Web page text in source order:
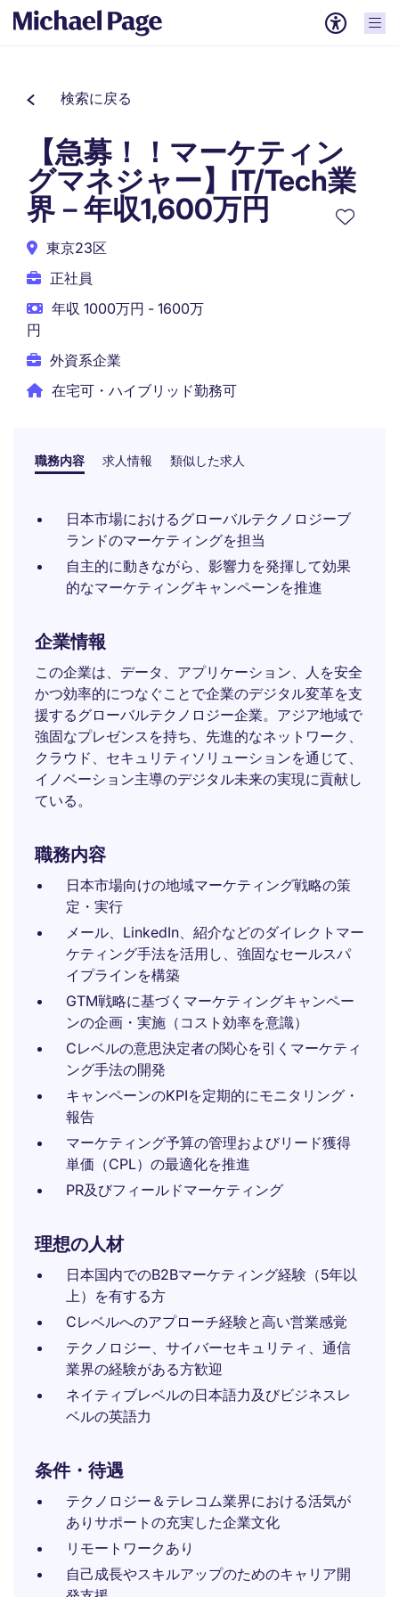
検索に戻る
【急募！！マーケティン
グマネジャー】IT/Tech業
界－年収1,600万円
東京23区
正社員
年収 1000万円 - 1600万
円
外資系企業
在宅可・ハイブリッド勤務可
職務内容 求人情報 類似した求人
日本市場におけるグローバルテクノロジーブ
ランドのマーケティングを担当
自主的に動きながら、影響力を発揮して効果
的なマーケティングキャンペーンを推進
企業情報
この企業は、データ、アプリケーション、人を安全
かつ効率的につなぐことで企業のデジタル変革を支
援するグローバルテクノロジー企業。アジア地域で
強固なプレゼンスを持ち、先進的なネットワーク、
クラウド、セキュリティソリューションを通じて、
イノベーション主導のデジタル未来の実現に貢献し
ている。
職務内容
日本市場向けの地域マーケティング戦略の策
定・実行
メール、LinkedIn、紹介などのダイレクトマー
ケティング手法を活用し、強固なセールスパ
イプラインを構築
GTM戦略に基づくマーケティングキャンペー
ンの企画・実施（コスト効率を意識）
Cレベルの意思決定者の関心を引くマーケティ
ング手法の開発
キャンペーンのKPIを定期的にモニタリング・
報告
マーケティング予算の管理およびリード獲得
単価（CPL）の最適化を推進
PR及びフィールドマーケティング
理想の人材
日本国内でのB2Bマーケティング経験（5年以
上）を有する方
Cレベルへのアプローチ経験と高い営業感覚
テクノロジー、サイバーセキュリティ、通信
業界の経験がある方歓迎
ネイティブレベルの日本語力及びビジネスレ
ベルの英語力
条件・待遇
テクノロジー＆テレコム業界における活気が
ありサポートの充実した企業文化
リモートワークあり
自己成長やスキルアップのためのキャリア開